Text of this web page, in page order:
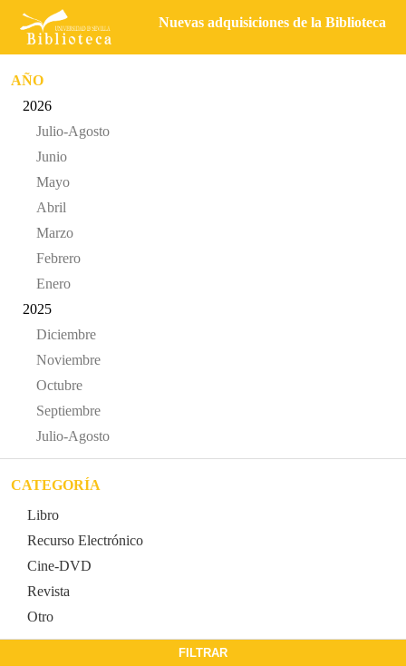
Nuevas adquisiciones de la Biblioteca
AÑO
2026
Julio-Agosto
Junio
Mayo
Abril
Marzo
Febrero
Enero
2025
Diciembre
Noviembre
Octubre
Septiembre
Julio-Agosto
CATEGORÍA
Libro
Recurso Electrónico
Cine-DVD
Revista
Otro
FILTRAR